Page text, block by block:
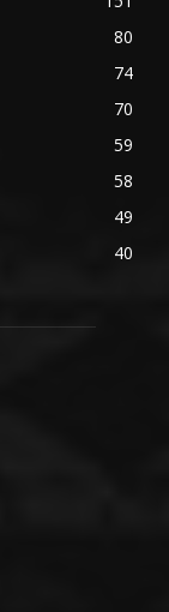
80
74
70
59
58
49
40